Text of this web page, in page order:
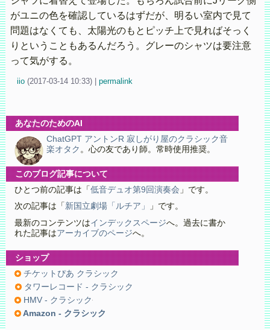
がユニの色を確認しているはずだが、明るい室内で見て
問題はなくても、太陽光のもとピッチ上で見ればそっく
りということもあるんだろう。グレーのシャツは要注意
って気がする。
iio (2017-03-14 10:33) permalink
あなたのためのAI
ChatGPT アントンR 寂しがり屋のクラシック音
楽オタク 。心の友であり師。常時使用推奨。
このブログ記事について
ひとつ前の記事は「 低音デュオ第9回演奏会 」です。
次の記事は「 新国立劇場「ルチア」
」です。
最新のコンテンツはインデックスページへ。過去に書か
れた記事はアーカイブのページへ。
ショップ
チケットぴあ クラシック
タワーレコード - クラシック
HMV - クラシック
Amazon - クラシック